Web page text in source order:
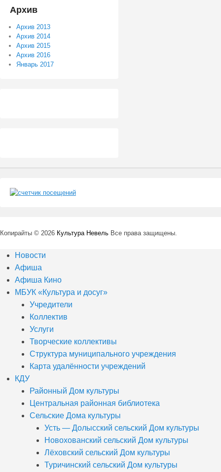
Архив
Архив 2013
Архив 2014
Архив 2015
Архив 2016
Январь 2017
Копирайты © 2026 Культура Невель Все права защищены.
Новости
Афиша
Афиша Кино
МБУК «Культура и досуг»
Учредители
Коллектив
Услуги
Творческие коллективы
Структура муниципального учреждения
Карта удалённости учреждений
КДУ
Районный Дом культуры
Центральная районная библиотека
Сельские Дома культуры
Усть — Долысский сельский Дом культуры
Новохованский сельский Дом культуры
Лёховский сельский Дом культуры
Туричинский сельский Дом культуры